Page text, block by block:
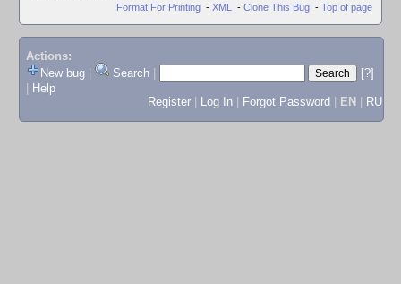
Format For Printing - XML - Clone This Bug - Top of page
Actions:
New bug
Search
[?]
Help
Register
Log In Forgot Password EN RU